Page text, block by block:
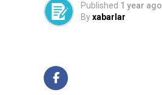
Published 1 year ago
Byxabarlar